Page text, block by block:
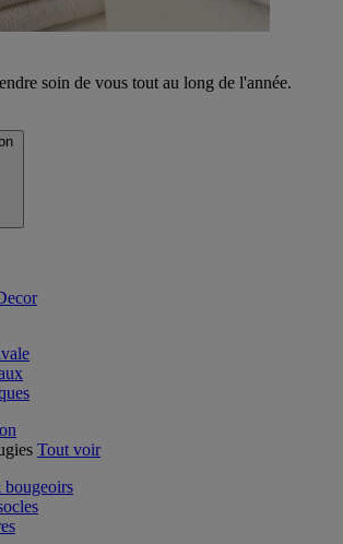
soin de vous tout au long de l'année.
Tout voir
bougeoirs